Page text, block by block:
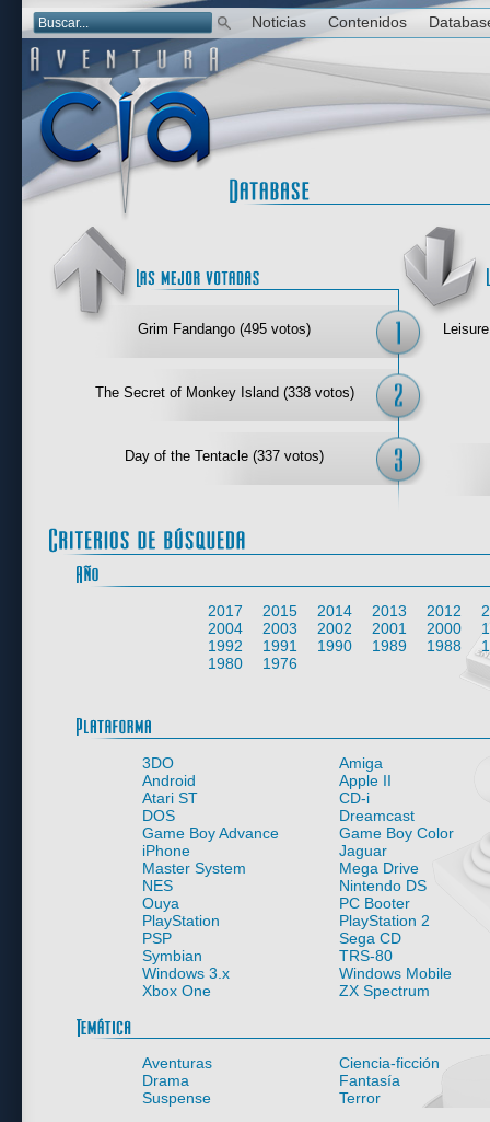
Noticias Contenidos
Las mejor
Grim Fandango (495 votos)
The Secret of Monkey Island (338 votos)
Day of the Tentacle (337 votos)
2017 2015 2014 2013 2012
2004
2003 2002 2001 2000
1992
1991 1990 1989 1988
1980
1976
3DO
Amiga
Android
Apple II
Atari ST
CD-i
DOS
Dreamcast
Game Boy Advance
Game Boy Color
iPhone
Jaguar
Master System
Mega Drive
NES
Nintendo DS
Ouya
PC Booter
PlayStation
PlayStation 2
PSP
Sega CD
Symbian
TRS-80
Windows 3.x
Windows Mobile
Xbox One
ZX Spectrum
Aventuras
Ciencia-ficción
Drama
Fantasía
Suspense
Terror